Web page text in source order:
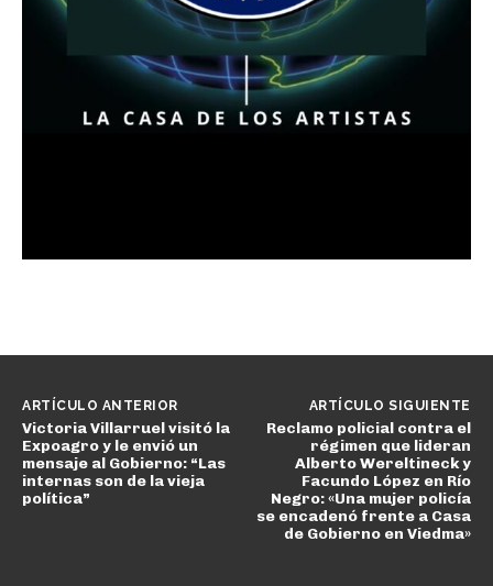
ARTÍCULO ANTERIOR
Victoria Villarruel visitó la
Expoagro y le envió un
mensaje al Gobierno: “Las
internas son de la vieja
política”
ARTÍCULO SIGUIENTE
Reclamo policial contra el
régimen que lideran
Alberto Wereltineck y
Facundo López en Río
Negro: «Una mujer policía
se encadenó frente a Casa
de Gobierno en Viedma»